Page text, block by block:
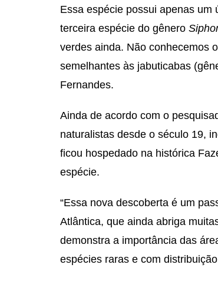
Essa espécie possui apenas
terceira espécie do gênero
verdes ainda. Não conhecemos
semelhantes às jabuticabas
Fernandes.
Ainda de acordo com o
naturalistas desde o século 19,
ficou hospedado na histórica
espécie.
“Essa nova descoberta é um
Atlântica, que ainda abriga
demonstra a importância das
espécies raras e com